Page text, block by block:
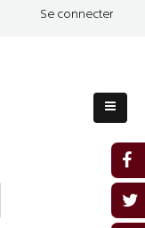
Se connecter